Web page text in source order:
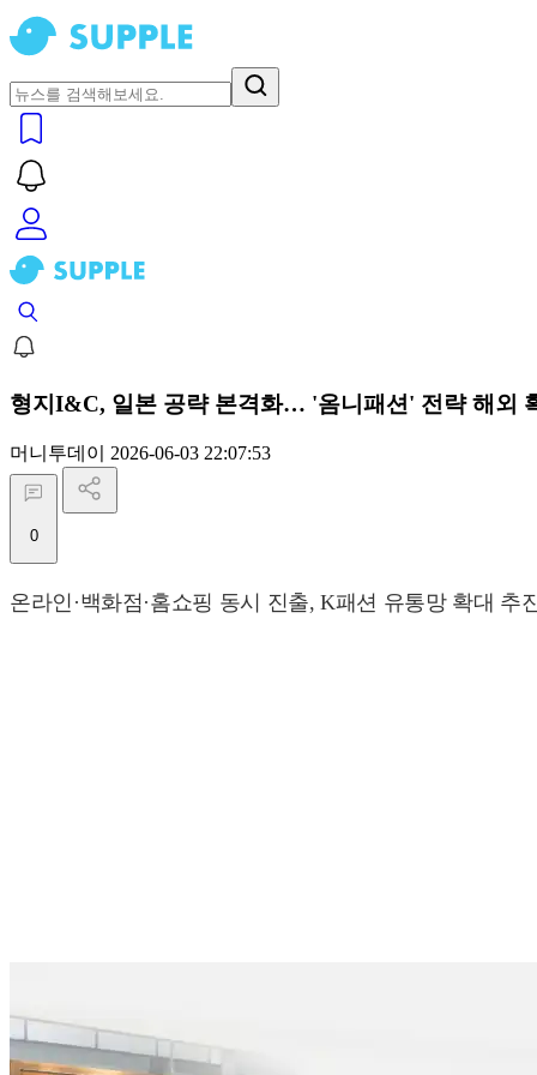
형지I&C, 일본 공략 본격화… '옴니패션' 전략 해외
머니투데이 2026-06-03 22:07:53
0
온라인·백화점·홈쇼핑 동시 진출, K패션 유통망 확대 추